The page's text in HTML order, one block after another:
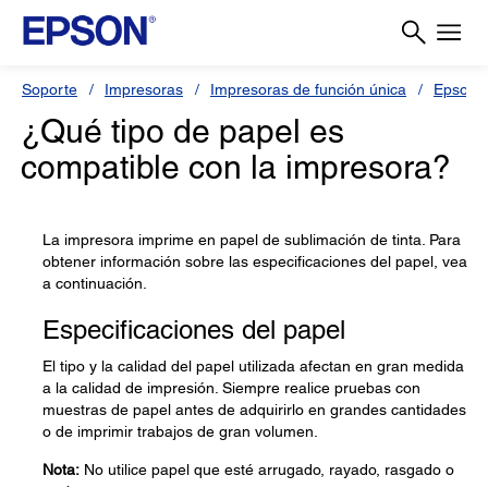
Soporte Impresoras Impresoras de función única Epson
¿Qué tipo de papel es
compatible con la impresora?
La impresora imprime en papel de sublimación de tinta. Para
obtener información sobre las especificaciones del papel, vea
a continuación.
Especificaciones del papel
El tipo y la calidad del papel utilizada afectan en gran medida
a la calidad de impresión. Siempre realice pruebas con
muestras de papel antes de adquirirlo en grandes cantidades
o de imprimir trabajos de gran volumen.
Nota: No utilice papel que esté arrugado, rayado, rasgado o